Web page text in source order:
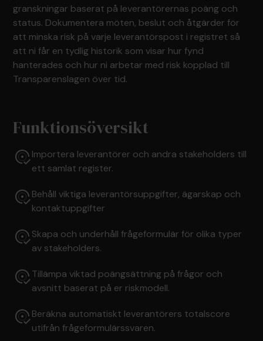
granskningar baserat på leverantörernas poäng och
status. Dokumentera möten, beslut och åtgärder för
att minska risk på varje leverantörspost i registret så
att ni får en tydlig historik som visar hur fynd
hanterades och hur ni arbetar med risk kopplad till
Transparenslagen över tid.
Funktionsöversikt
Importera leverantörer och andra stakeholders till
ett samlat register.
Behåll viktiga leverantörsuppgifter, ägarskap och
kontaktuppgifter
Skapa och underhåll frågeformulär för olika typer
av stakeholders.
Tillämpa viktad poängsättning på frågor och
avsnitt baserat på er riskmodell.
Beräkna automatiskt leverantörers totalscore
utifrån frågeformulärssvaren.